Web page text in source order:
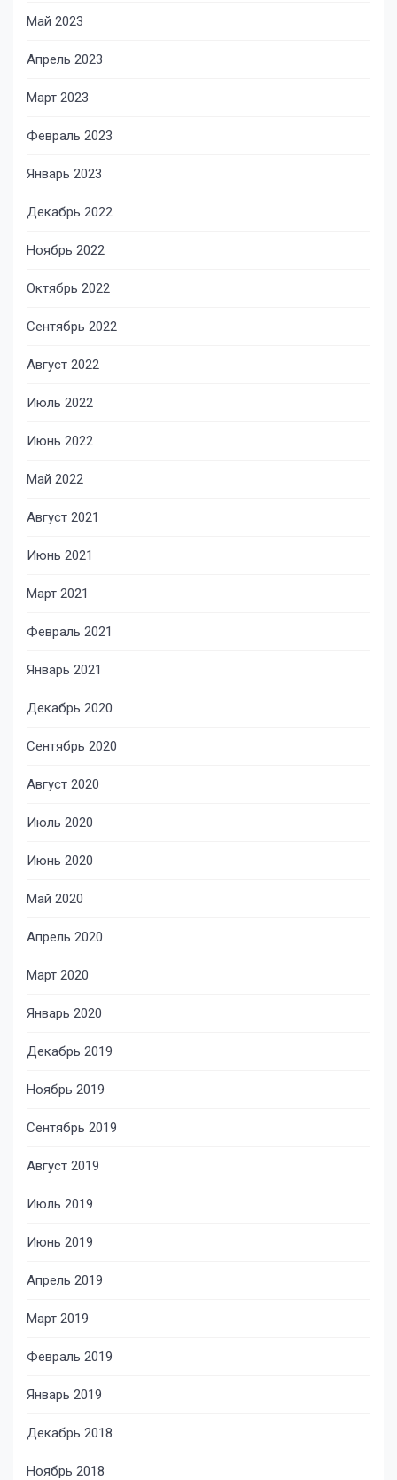
Май 2023
Апрель 2023
Март 2023
Февраль 2023
Январь 2023
Декабрь 2022
Ноябрь 2022
Октябрь 2022
Сентябрь 2022
Август 2022
Июль 2022
Июнь 2022
Май 2022
Август 2021
Июнь 2021
Март 2021
Февраль 2021
Январь 2021
Декабрь 2020
Сентябрь 2020
Август 2020
Июль 2020
Июнь 2020
Май 2020
Апрель 2020
Март 2020
Январь 2020
Декабрь 2019
Ноябрь 2019
Сентябрь 2019
Август 2019
Июль 2019
Июнь 2019
Апрель 2019
Март 2019
Февраль 2019
Январь 2019
Декабрь 2018
Ноябрь 2018